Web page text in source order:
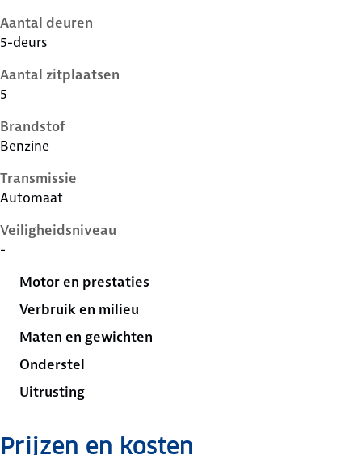
Aantal deuren
5-deurs
Aantal zitplaatsen
5
Brandstof
Benzine
Transmissie
Automaat
Veiligheidsniveau
-
Motor en prestaties
Verbruik en milieu
Maten en gewichten
Onderstel
Uitrusting
Prijzen en kosten